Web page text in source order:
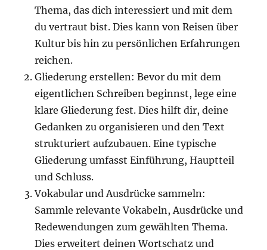
Thema, das dich interessiert und mit dem
du vertraut bist. Dies kann von Reisen über
Kultur bis hin zu persönlichen Erfahrungen
reichen.
Gliederung erstellen: Bevor du mit dem
eigentlichen Schreiben beginnst, lege eine
klare Gliederung fest. Dies hilft dir, deine
Gedanken zu organisieren und den Text
strukturiert aufzubauen. Eine typische
Gliederung umfasst Einführung, Hauptteil
und Schluss.
Vokabular und Ausdrücke sammeln:
Sammle relevante Vokabeln, Ausdrücke und
Redewendungen zum gewählten Thema.
Dies erweitert deinen Wortschatz und